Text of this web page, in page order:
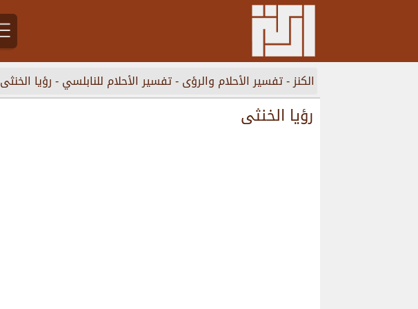
الكنز-تفسير الأحلام والرؤى-تفسير الأحلام للنابلسي-رؤيا الخنثى
رؤيا الخنثى